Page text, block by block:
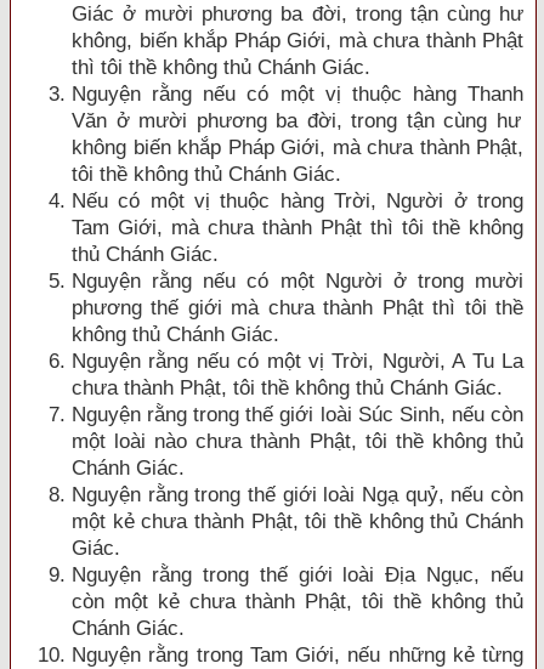
Giác ở mười phương ba đời, trong tận cùng hư
không, biến khắp Pháp Giới, mà chưa thành Phật
thì tôi thề không thủ Chánh Giác.
Nguyện rằng nếu có một vị thuộc hàng Thanh
Văn ở mười phương ba đời, trong tận cùng hư
không biến khắp Pháp Giới, mà chưa thành Phật,
tôi thề không thủ Chánh Giác.
Nếu có một vị thuộc hàng Trời, Người ở trong
Tam Giới, mà chưa thành Phật thì tôi thề không
thủ Chánh Giác.
Nguyện rằng nếu có một Người ở trong mười
phương thế giới mà chưa thành Phật thì tôi thề
không thủ Chánh Giác.
Nguyện rằng nếu có một vị Trời, Người, A Tu La
chưa thành Phật, tôi thề không thủ Chánh Giác.
Nguyện rằng trong thế giới loài Súc Sinh, nếu còn
một loài nào chưa thành Phật, tôi thề không thủ
Chánh Giác.
Nguyện rằng trong thế giới loài Ngạ quỷ, nếu còn
một kẻ chưa thành Phật, tôi thề không thủ Chánh
Giác.
Nguyện rằng trong thế giới loài Ðịa Ngục, nếu
còn một kẻ chưa thành Phật, tôi thề không thủ
Chánh Giác.
Nguyện rằng trong Tam Giới, nếu những kẻ từng